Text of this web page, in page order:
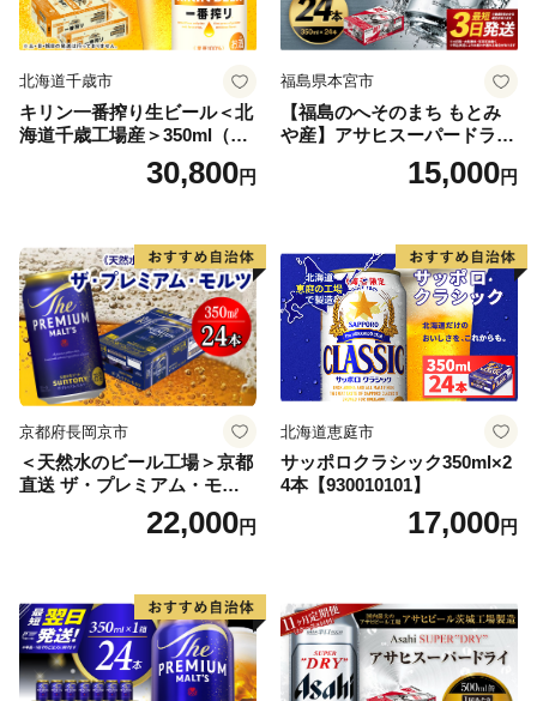
北海道千歳市
キリン一番搾り生ビール＜北
海道千歳工場産＞350ml（24
30,800円
福島県本宮市
【福島のへそのまち もとみ
や産】アサヒスーパードライ
350ml×24本 合計8.4L 1ケー
ス アルコール度数5% 缶ビー
口 送料無料 カメイ 本宮市
【07214-0206】
15,000円
京都府長岡京市
＜天然水のビール工場＞京都
直送 ザ・プレミアム・モル
ツ 350ml×24本 プレモル [149
22,000円
北海道恵庭市
サッポロクラシック350ml×2
4本【930010101】
17,000円